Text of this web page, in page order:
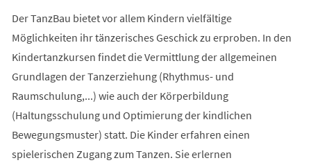
Der TanzBau bietet vor allem Kindern vielfältige
Möglichkeiten ihr tänzerisches Geschick zu erproben. In den
Kindertanzkursen findet die Vermittlung der allgemeinen
Grundlagen der Tanzerziehung (Rhythmus- und
Raumschulung,...) wie auch der Körperbildung
(Haltungsschulung und Optimierung der kindlichen
Bewegungsmuster) statt. Die Kinder erfahren einen
spielerischen Zugang zum Tanzen. Sie erlernen